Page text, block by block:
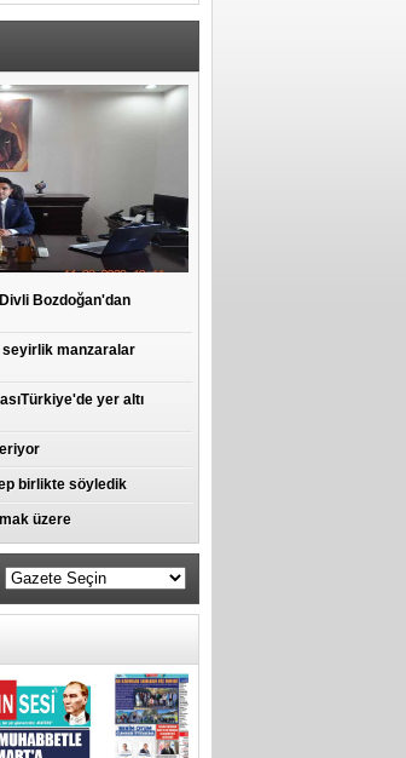
Bozdoğan'dan
seyirlik manzaralar
yer altı
birlikte söyledik
üzere